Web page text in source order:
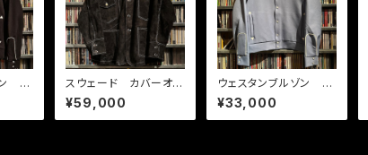
ン メ
スウェード カバーオー
ル
¥59,000
ウェスタンブルゾン メ
キシカン ブルーグレ
ー
¥33,000